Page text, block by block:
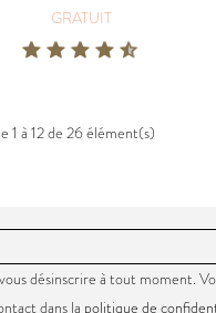
GRATUIT
1 à 12 de 26 élément(s)
désinscrire à tout moment.
dans la politique de